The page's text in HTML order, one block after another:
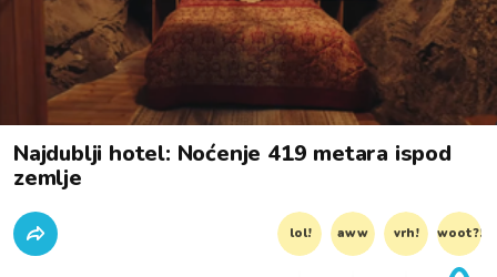
Najdublji hotel: Noćenje 419 metara ispod
zemlje
lol! aww vrh! woot?!